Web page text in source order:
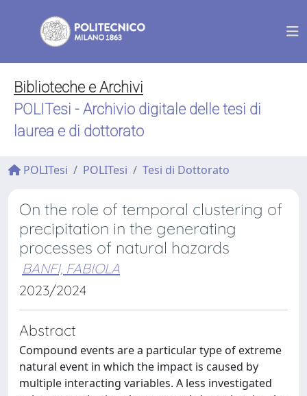
Biblioteche e Archivi
POLITesi - Archivio digitale delle tesi di
laurea e di dottorato
POLITesi POLITesi Tesi di Dottorato
On the role of temporal clustering of
precipitation in the generating
processes of natural hazards
BANFI, FABIOLA
2023/2024
Abstract
Compound events are a particular type of extreme
natural event in which the impact is caused by
multiple interacting variables. A less investigated